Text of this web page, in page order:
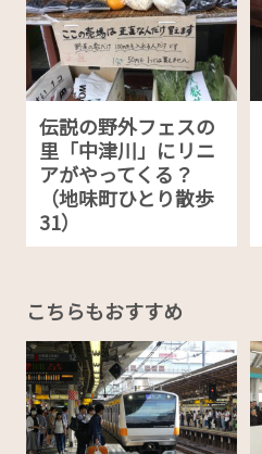
伝説の野外フェスの
里「中津川」にリニ
アがやってくる？
（地味町ひとり散歩
31）
こちらもおすすめ